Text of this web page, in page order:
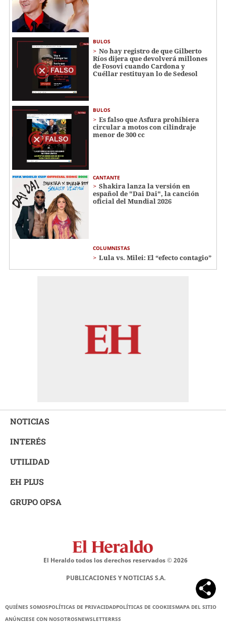
BULOS
No hay registro de que Gilberto
Ríos dijera que devolverá millones
de Fosovi cuando Cardona y
Cuéllar restituyan lo de Sedesol
BULOS
Es falso que Asfura prohibiera
circular a motos con cilindraje
menor de 300 cc
CANTANTE
Shakira lanza la versión en
español de "Dai Dai", la canción
oficial del Mundial 2026
COLUMNISTAS
Lula vs. Milei: El “efecto contagio”
NOTICIAS
INTERÉS
UTILIDAD
EH PLUS
GRUPO OPSA
El Heraldo todos los derechos reservados ©2026
PUBLICACIONES Y NOTICIAS S.A.
QUIÉNES SOMOSPOLÍTICAS DE PRIVACIDADPOLÍTICAS DE COOKIESMAPA DEL SITIO
ANÚNCIESE CON NOSOTROSNEWSLETTERRSS